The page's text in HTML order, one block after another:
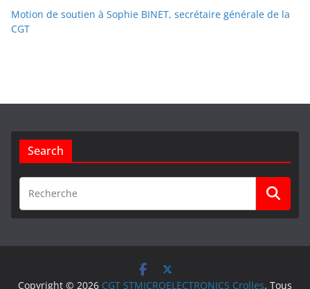
Motion de soutien à Sophie BINET, secrétaire générale de la
CGT
Search
Copyright © 2026 CGT STMICROELECTRONICS Crolles. Tous